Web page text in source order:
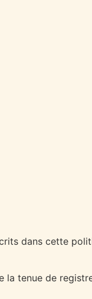
dans cette
la tenue de